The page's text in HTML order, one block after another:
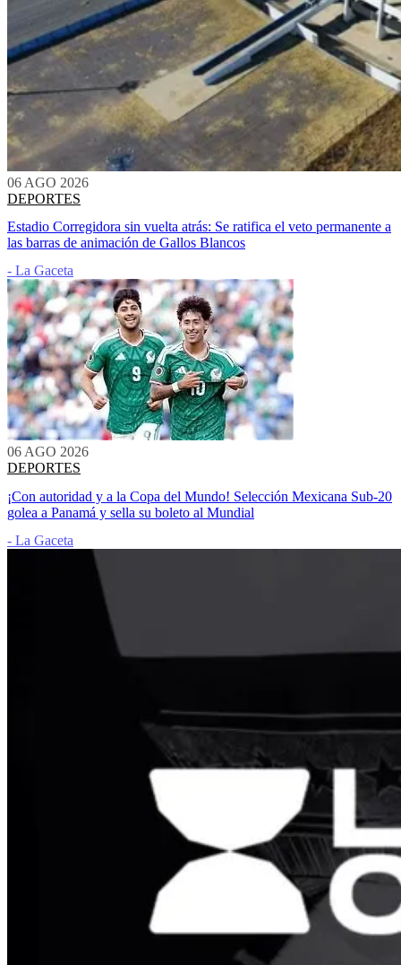
06 AGO 2026
DEPORTES
Estadio Corregidora sin vuelta atrás: Se ratifica el veto permanente a
las barras de animación de Gallos Blancos
- La Gaceta
06 AGO 2026
DEPORTES
¡Con autoridad y a la Copa del Mundo! Selección Mexicana Sub-20
golea a Panamá y sella su boleto al Mundial
- La Gaceta